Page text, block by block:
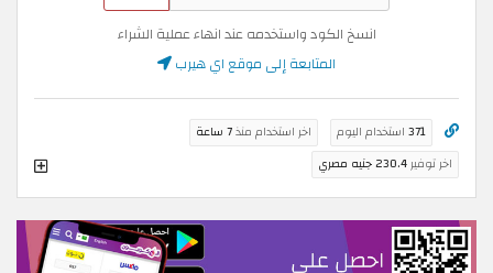
انسخ الكود واستخدمه عند انهاء عملية الشراء
المتابعة إلى موقع اي هيرب
371 استخدام اليوم اخر استخدام منذ7 ساعة
اخر توفير230.4 جنيه مصري